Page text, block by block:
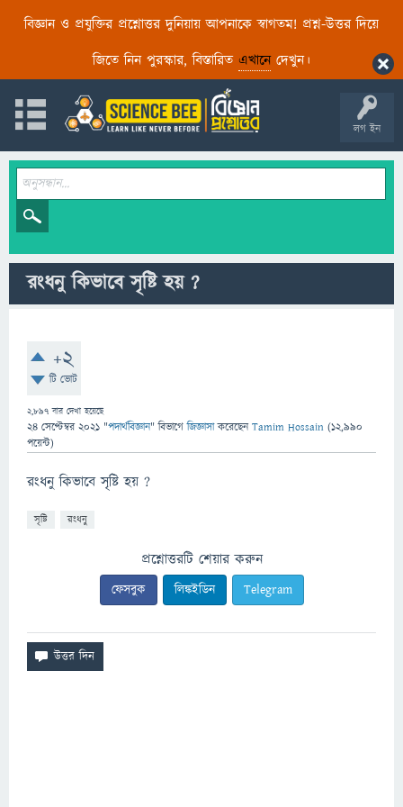
বিজ্ঞান ও প্রযুক্তির প্রশ্নোত্তর দুনিয়ায় আপনাকে স্বাগতম! প্রশ্ন-উত্তর দিয়ে
জিতে নিন পুরস্কার, বিস্তারিত এখানেদেখুন।
লগ ইন
রংধনু কিভাবে সৃষ্টি হয় ?
+2
টি ভোট
2,897 বার দেখা হয়েছে
24 সেপ্টেম্বর 2021 "পদার্থবিজ্ঞান" বিভাগে জিজ্ঞাসাকরেছেনTamim Hossain (12,990
পয়েন্ট)
রংধনু কিভাবে সৃষ্টি হয় ?
সৃষ্টি রংধনু
প্রশ্নোত্তরটি শেয়ার করুন
ফেসবুক লিঙ্কইডিন Telegram